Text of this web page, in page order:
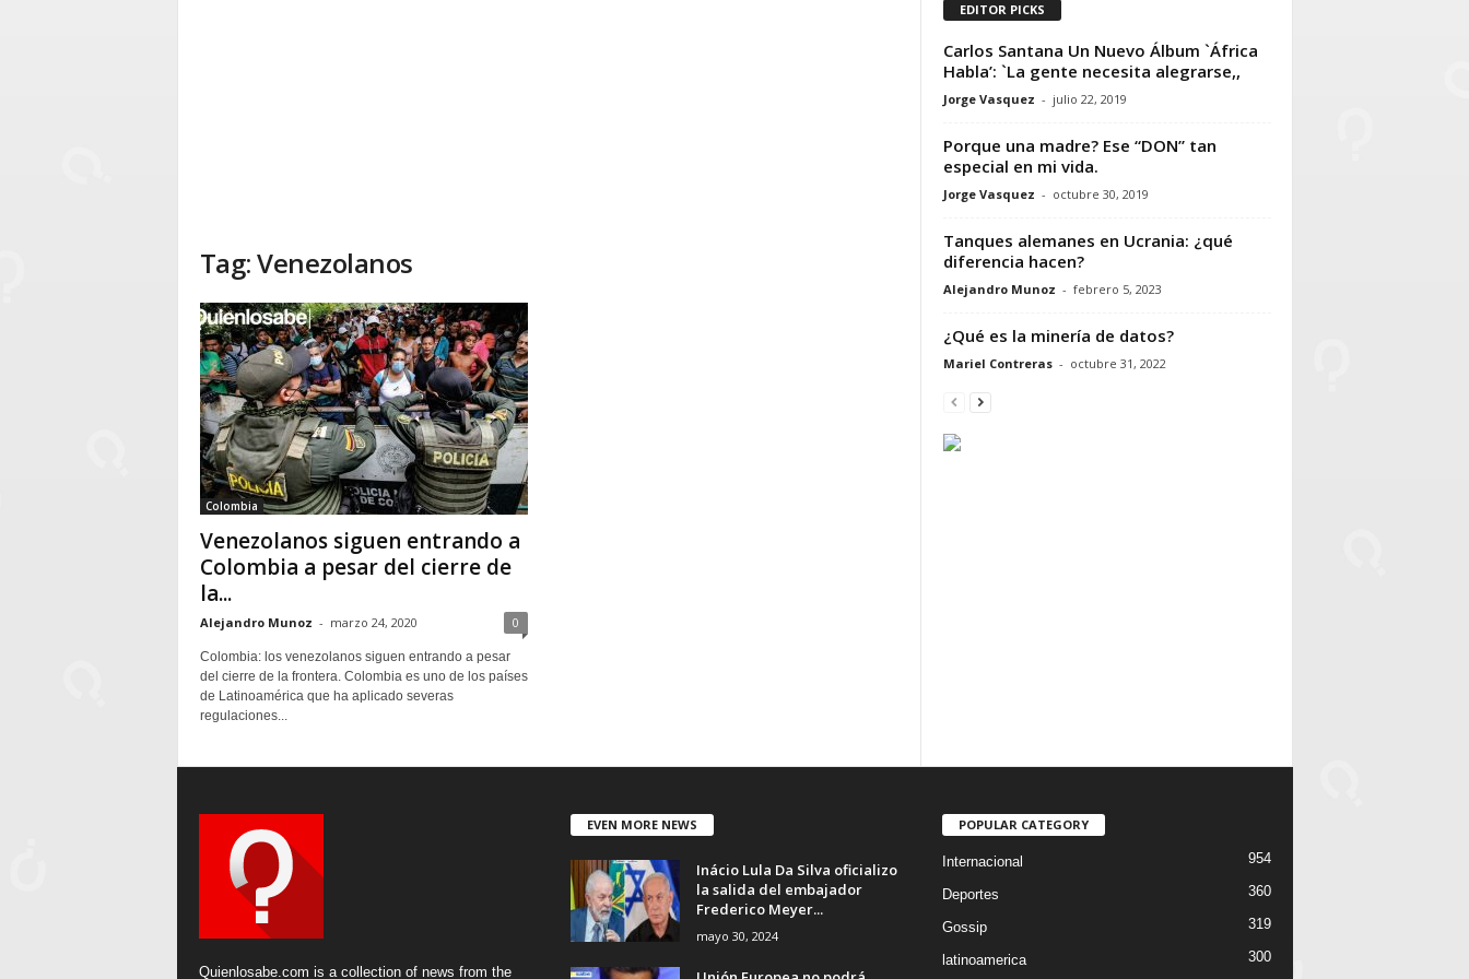
Tag: Venezolanos
Colombia
Venezolanos siguen entrando a
Colombia a pesar del cierre de
la...
Alejandro Munoz - marzo 24, 2020 0
Colombia: los venezolanos siguen entrando a pesar
del cierre de la frontera. Colombia es uno de los países
de Latinoamérica que ha aplicado severas
regulaciones...
EDITOR PICKS
Carlos Santana Un Nuevo Álbum `África
Habla’: `La gente necesita alegrarse,,
Jorge Vasquez - julio 22, 2019
Porque una madre? Ese “DON” tan
especial en mi vida.
Jorge Vasquez - octubre 30, 2019
Tanques alemanes en Ucrania: ¿qué
diferencia hacen?
Alejandro Munoz - febrero 5, 2023
¿Qué es la minería de datos?
Mariel Contreras - octubre 31, 2022
Quienlosabe.com is a collection of news from the
EVEN MORE NEWS
Inácio Lula Da Silva oficializo
la salida del embajador
Frederico Meyer...
mayo 30, 2024
POPULAR CATEGORY
Internacional 954
Deportes 360
Gossip 319
latinoamerica 300